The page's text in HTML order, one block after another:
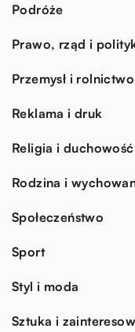
Podróże
Prawo, rząd i
Przemysł i rolnictwo
Reklama i druk
Religia i duchowość
Rodzina i
Społeczeństwo
Sport
Styl i moda
Sztuka i